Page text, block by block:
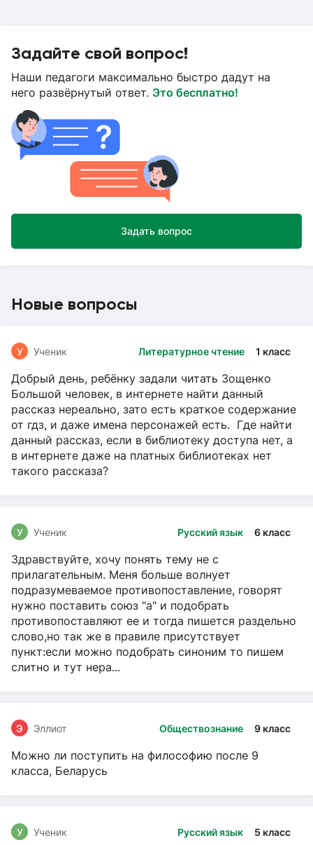
Задайте свой вопрос!
Наши педагоги максимально быстро дадут на
него развёрнутый ответ. Это бесплатно!
Задать вопрос
Новые вопросы
Литературное чтение 1 класс
У Ученик
Добрый день, ребёнку задали читать Зощенко
Большой человек, в интернете найти данный
рассказ нереально, зато есть краткое содержание
от гдз, и даже имена персонажей есть. Где найти
данный рассказ, если в библиотеку доступа нет, а
в интернете даже на платных библиотеках нет
такого рассказа?
Русский язык 6 класс
У Ученик
Здравствуйте, хочу понять тему не с
прилагательным. Меня больше волнует
подразумеваемое противопоставление, говорят
нужно поставить союз "а" и подобрать
противопоставляют ее и тогда пишется раздельно
слово,но так же в правиле присутствует
пункт:если можно подобрать синоним то пишем
слитно и тут нера...
Обществознание 9 класс
Э Эллиот
Можно ли поступить на философию после 9
класса, Беларусь
Русский язык 5 класс
У Ученик